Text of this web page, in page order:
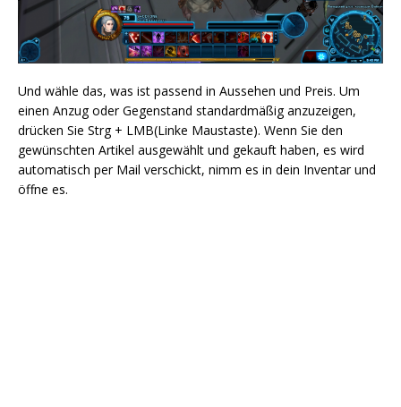
Und wähle das, was ist passend in Aussehen und Preis. Um
einen Anzug oder Gegenstand standardmäßig anzuzeigen,
drücken Sie Strg + LMB(Linke Maustaste). Wenn Sie den
gewünschten Artikel ausgewählt und gekauft haben, es wird
automatisch per Mail verschickt, nimm es in dein Inventar und
öffne es.